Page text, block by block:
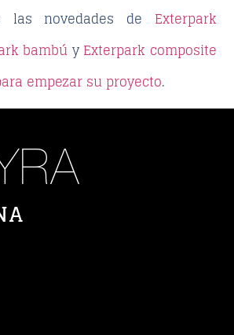
las novedades de Exterpark
bambú y Exterpark composite
empezar su proyecto.